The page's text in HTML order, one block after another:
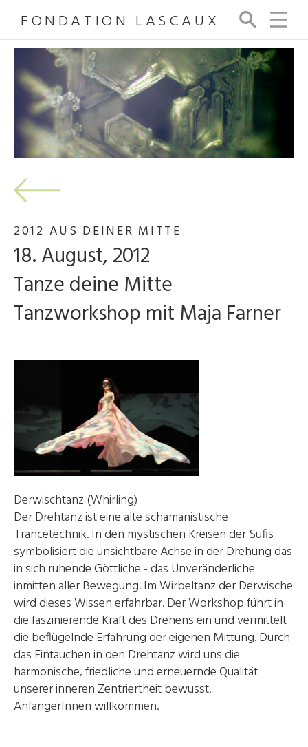
FONDATION LASCAUX
Su
ch
e
2012 AUS DEINER MITTE
18. August, 2012
Tanze deine Mitte
Tanzworkshop mit Maja Farner
Derwischtanz (Whirling)
Der Drehtanz ist eine alte schamanistische
Trancetechnik. In den mystischen Kreisen der Sufis
symbolisiert die unsichtbare Achse in der Drehung das
in sich ruhende Göttliche - das Unveränderliche
inmitten aller Bewegung. Im Wirbeltanz der Derwische
wird dieses Wissen erfahrbar. Der Workshop führt in
die faszinierende Kraft des Drehens ein und vermittelt
die beflügelnde Erfahrung der eigenen Mittung. Durch
das Eintauchen in den Drehtanz wird uns die
harmonische, friedliche und erneuernde Qualität
unserer inneren Zentriertheit bewusst.
AnfängerInnen willkommen.